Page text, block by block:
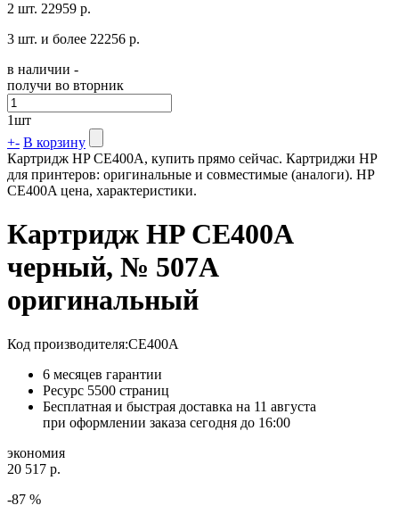
2 шт. 22959 р.
3 шт. и более 22256 р.
в наличии -
получи во вторник
1шт
+- В корзину
Картридж HP CE400A, купить прямо сейчас. Картриджи HP
для принтеров: оригинальные и совместимые (аналоги). HP
CE400A цена, характеристики.
Картридж HP CE400A
черный, № 507A
оригинальный
Код производителя:CE400A
6 месяцев гарантии
Ресурс 5500 страниц
Бесплатная и быстрая доставка на 11 августа
при оформлении заказа сегодня до 16:00
экономия
20 517 р.
-87 %